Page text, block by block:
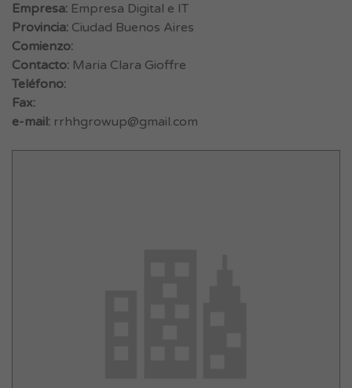
Empresa: Empresa Digital e IT
Provincia: Ciudad Buenos Aires
Comienzo:
Contacto: Maria Clara Gioffre
Teléfono:
Fax:
e-mail: rrhhgrowup@gmail.com